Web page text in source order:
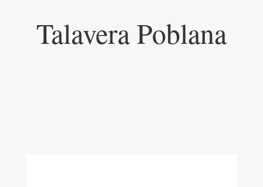
Talavera Poblana